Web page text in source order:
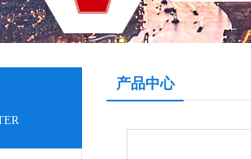
产品中心